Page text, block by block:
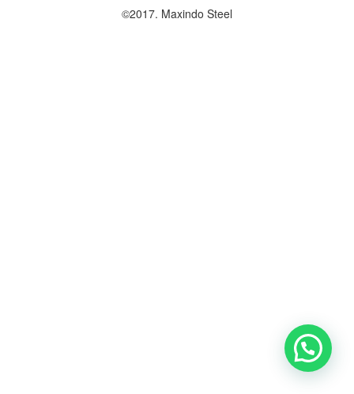
©2017. Maxindo Steel